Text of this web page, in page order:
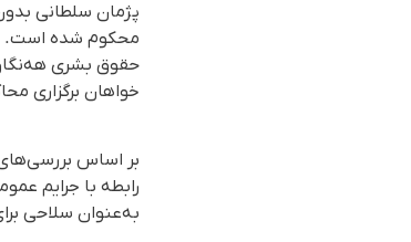
پژمان سلطانی
محکوم شده است.
حقوق بشری
خواهان برگزاری
بر اساس
رابطه با جرایم
به‌عنوان سلاحی